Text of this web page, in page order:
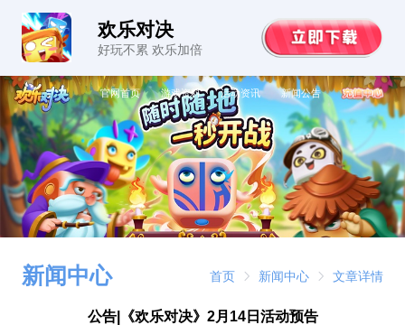
欢乐对决
好玩不累 欢乐加倍
官网首页 游戏资料 活动资讯 新闻公告
新闻中心 首页 新闻中心 文章详情
公告|《欢乐对决》2月14日活动预告